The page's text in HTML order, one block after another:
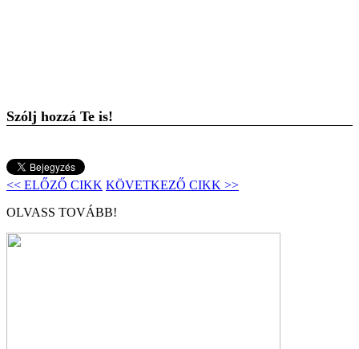
Szólj hozzá Te is!
<< ELŐZŐ CIKK KÖVETKEZŐ CIKK >>
OLVASS TOVÁBB!